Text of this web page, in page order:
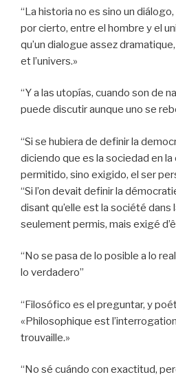
“La historia no es sino un
por cierto, entre el hombre y el
qu’un dialogue assez
et l’univers.»
“Y a las utopías, cuando son de
puede discutir aunque uno se
“Si se hubiera de definir la
diciendo que es la sociedad en la
permitido, sino exigido, el ser
“Si l’on devait definir la
disant qu’elle est la société dans
seulement permis, mais exigé
“No se pasa de lo posible a lo
lo verdadero”
“Filosófico es el preguntar, y
«Philosophique est
trouvaille.»
“No sé cuándo con exactitud,